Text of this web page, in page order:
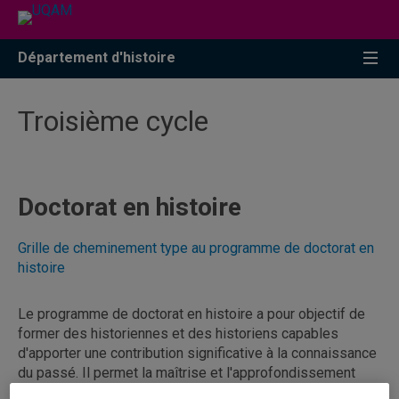
Accéder
recherche
Accéder
menu
pricipal
Accéder
zone
Département d'histoire
Troisième cycle
Doctorat en histoire
Grille de cheminement type au programme de doctorat en
histoire
Le programme de doctorat en histoire a pour objectif de
former des historiennes et des historiens capables
d'apporter une contribution significative à la connaissance
du passé. Il permet la maîtrise et l'approfondissement